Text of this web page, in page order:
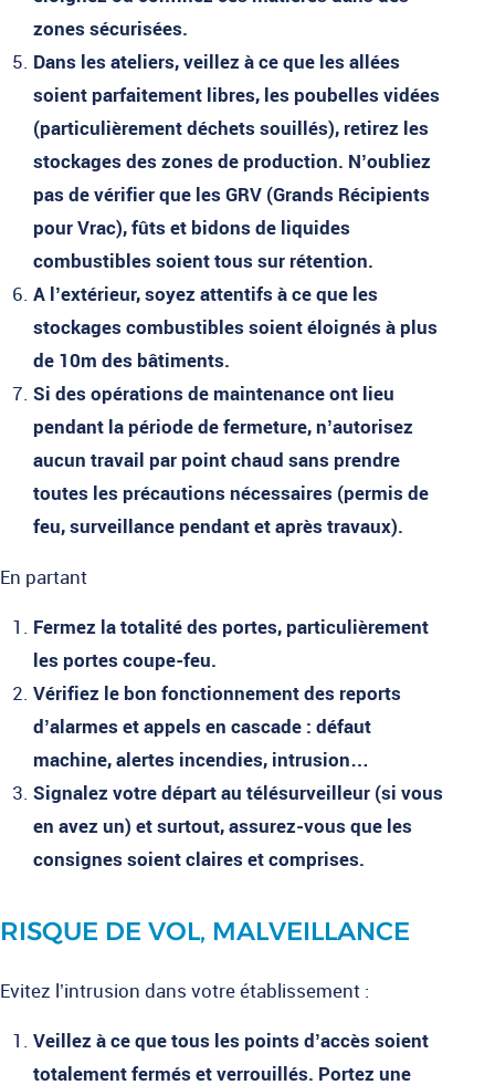
zones sécurisées.
Dans les ateliers, veillez à ce que les allées
soient parfaitement libres, les poubelles vidées
(particulièrement déchets souillés), retirez les
stockages des zones de production. N’oubliez
pas de vérifier que les GRV (Grands Récipients
pour Vrac), fûts et bidons de liquides
combustibles soient tous sur rétention.
A l’extérieur, soyez attentifs à ce que les
stockages combustibles soient éloignés à plus
de 10m des bâtiments.
Si des opérations de maintenance ont lieu
pendant la période de fermeture, n’autorisez
aucun travail par point chaud sans prendre
toutes les précautions nécessaires (permis de
feu, surveillance pendant et après travaux).
En partant
Fermez la totalité des portes, particulièrement
les portes coupe-feu.
Vérifiez le bon fonctionnement des reports
d’alarmes et appels en cascade : défaut
machine, alertes incendies, intrusion…
Signalez votre départ au télésurveilleur (si vous
en avez un) et surtout, assurez-vous que les
consignes soient claires et comprises.
RISQUE DE VOL, MALVEILLANCE
Evitez l’intrusion dans votre établissement :
Veillez à ce que tous les points d’accès soient
totalement fermés et verrouillés. Portez une